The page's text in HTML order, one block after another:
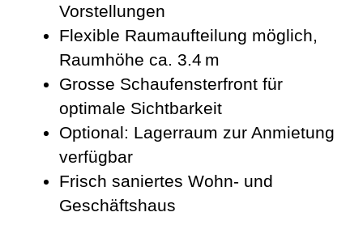
Vorstellungen
Flexible Raumaufteilung möglich,
Raumhöhe ca. 3.4 m
Grosse Schaufensterfront für
optimale Sichtbarkeit
Optional: Lagerraum zur Anmietung
verfügbar
Frisch saniertes Wohn- und
Geschäftshaus